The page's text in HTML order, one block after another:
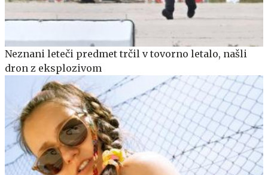
Neznani leteči predmet trčil v tovorno letalo, našli
dron z eksplozivom